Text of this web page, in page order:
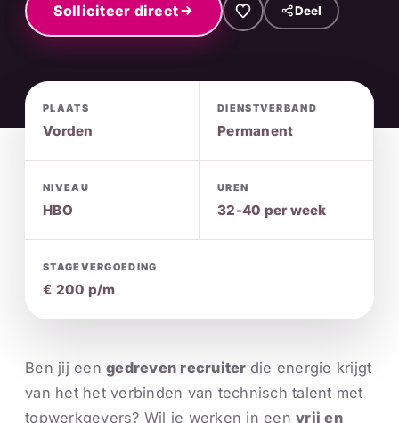
Solliciteer direct Deel
PLAATS
Vorden
DIENSTVERBAND
Permanent
NIVEAU
HBO
UREN
32-40 per week
STAGEVERGOEDING
€ 200 p/m
Ben jij eengedreven recruiter die energie krijgt
van het het verbinden van technisch talent met
topwerkgevers? Wil je werken in eenvrij en